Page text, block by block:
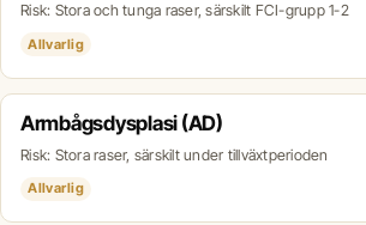
Risk: Stora och tunga raser, särskilt FCI-grupp 1-2
Allvarlig
Armbågsdysplasi (AD)
Risk: Stora raser, särskilt under tillväxtperioden
Allvarlig